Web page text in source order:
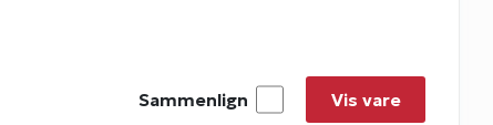
Sammenlign Vis vare